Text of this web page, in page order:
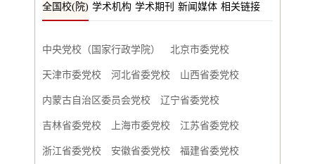
全国校(院) 学术机构 学术期刊 新闻媒体 相关链接
中央党校（国家行政学院） 北京市委党校
天津市委党校 河北省委党校 山西省委党校
内蒙古自治区委员会党校 辽宁省委党校
吉林省委党校 上海市委党校 江苏省委党校
浙江省委党校 安徽省委党校 福建省委党校